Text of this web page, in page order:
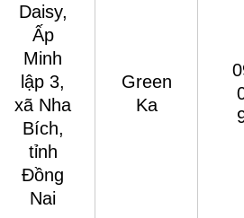
Daisy,
Ấp
Minh
lập 3,
xã Nha
Bích,
tỉnh
Đồng
Nai
Green
Ka